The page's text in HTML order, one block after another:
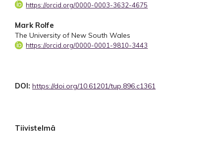
https://orcid.org/0000-0003-3632-4675
Mark Rolfe
The University of New South Wales
https://orcid.org/0000-0001-9810-3443
DOI: https://doi.org/10.61201/tup.896.c1361
Tiivistelmä